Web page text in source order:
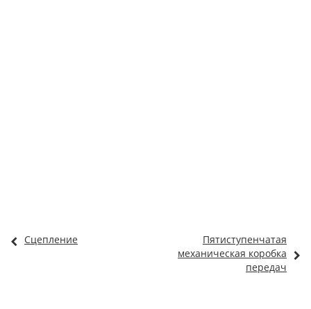
Сцепление
Пятиступенчатая
механическая коробка
передач